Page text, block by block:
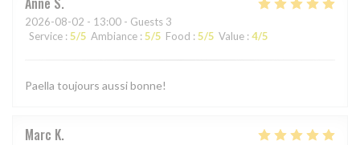
2026-08-02 - 13:00 - Guests 3
Service : 5/5 Ambiance : 5/5 Food : 5/5 Value : 4/5
Paella toujours aussi bonne!
Marc K